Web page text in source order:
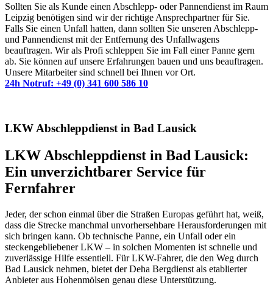
Sollten Sie als Kunde einen Abschlepp- oder Pannendienst im Raum
Leipzig benötigen sind wir der richtige Ansprechpartner für Sie.
Falls Sie einen Unfall hatten, dann sollten Sie unseren Abschlepp-
und Pannendienst mit der Entfernung des Unfallwagens
beauftragen. Wir als Profi schleppen Sie im Fall einer Panne gern
ab. Sie können auf unsere Erfahrungen bauen und uns beauftragen.
Unsere Mitarbeiter sind schnell bei Ihnen vor Ort.
24h Notruf: +49 (0) 341 600 586 10
LKW Abschleppdienst in Bad Lausick
LKW Abschleppdienst in Bad Lausick:
Ein unverzichtbarer Service für
Fernfahrer
Jeder, der schon einmal über die Straßen Europas geführt hat, weiß,
dass die Strecke manchmal unvorhersehbare Herausforderungen mit
sich bringen kann. Ob technische Panne, ein Unfall oder ein
steckengebliebener LKW – in solchen Momenten ist schnelle und
zuverlässige Hilfe essentiell. Für LKW-Fahrer, die den Weg durch
Bad Lausick nehmen, bietet der Deha Bergdienst als etablierter
Anbieter aus Hohenmölsen genau diese Unterstützung.